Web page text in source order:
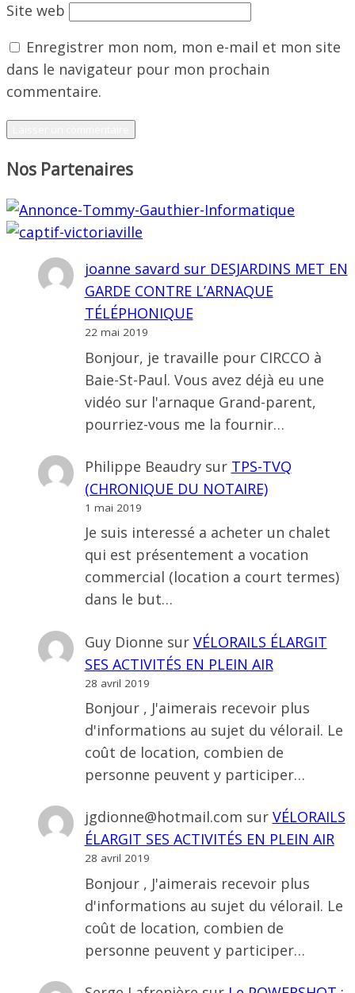
Site web
Enregistrer mon nom, mon e-mail et mon site
dans le navigateur pour mon prochain
commentaire.
Nos Partenaires
joanne savard sur DESJARDINS MET EN
GARDE CONTRE L’ARNAQUE
TÉLÉPHONIQUE
22 mai 2019
Bonjour, je travaille pour CIRCCO à
Baie-St-Paul. Vous avez déjà eu une
vidéo sur l'arnaque Grand-parent,
pourriez-vous me la fournir…
Philippe Beaudrysur TPS-TVQ
(CHRONIQUE DU NOTAIRE)
1 mai 2019
Je suis interessé a acheter un chalet
qui est présentement a vocation
commercial (location a court termes)
dans le but…
Guy Dionne sur VÉLORAILS ÉLARGIT
SES ACTIVITÉS EN PLEIN AIR
28 avril 2019
Bonjour , J'aimerais recevoir plus
d'informations au sujet du vélorail. Le
coût de location, combien de
personne peuvent y participer…
jgdionne@hotmail.com sur VÉLORAILS
ÉLARGIT SES ACTIVITÉS EN PLEIN AIR
28 avril 2019
Bonjour , J'aimerais recevoir plus
d'informations au sujet du vélorail. Le
coût de location, combien de
personne peuvent y participer…